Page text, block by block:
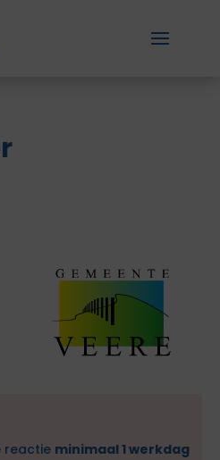
reactie minimaal 1 werkdag